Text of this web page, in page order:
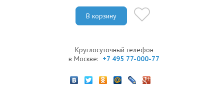
В корзину
Круглосуточный телефон
в Москве: +7 495 77-000-77